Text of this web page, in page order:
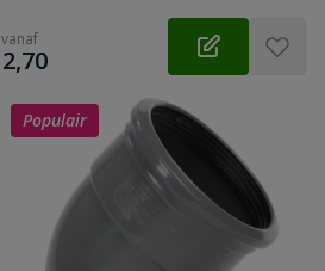
vanaf
€
2,70
Populair